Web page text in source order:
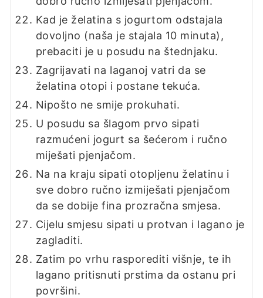
Kad je želatina s jogurtom odstajala
dovoljno (naša je stajala 10 minuta),
prebaciti je u posudu na štednjaku.
Zagrijavati na laganoj vatri da se
želatina otopi i postane tekuća.
Nipošto ne smije prokuhati.
U posudu sa šlagom prvo sipati
razmućeni jogurt sa šećerom i ručno
miješati pjenjačom.
Na na kraju sipati otopljenu želatinu i
sve dobro ručno izmiješati pjenjačom
da se dobije fina prozračna smjesa.
Cijelu smjesu sipati u protvan i lagano je
zagladiti.
Zatim po vrhu rasporediti višnje, te ih
lagano pritisnuti prstima da ostanu pri
površini.